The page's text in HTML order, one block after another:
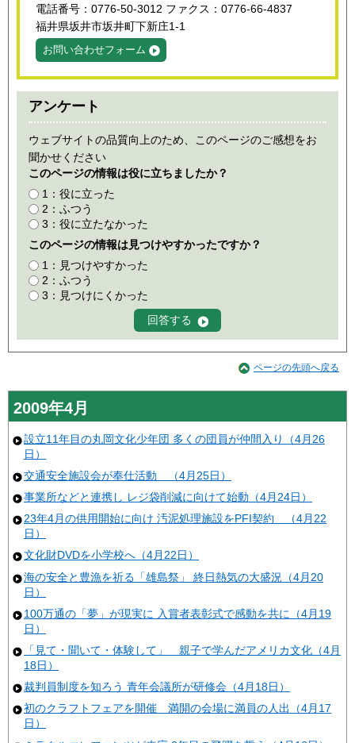
電話番号：0776-50-3012 ファクス：0776-66-4837
福井県坂井市坂井町下新庄1-1
お問い合わせフォーム
アンケート
ウェブサイトの品質向上のため、このページのご感想をお
聞かせください
このページの情報は役に立ちましたか？
1：役に立った
2：ふつう
3：役に立たなかった
このページの情報は見つけやすかったですか？
1：見つけやすかった
2：ふつう
3：見つけにくかった
ページの先頭へ戻る
2009年4月
設立11年目の丸岡文化少年団 多くの団員が仲間入り（4月26
日）
交通安全施設会が奉仕活動 （4月25日）
事業所などと連携し レジ袋削減に向けて始動（4月24日）
23年4月の供用開始に向け 汚泥処理施設をPFI契約 （4月22
日）
文化財DVDを小学校へ（4月22日）
海の安全と豊漁を祈る「雄島祭」 終日熱気の大盛況（4月20
日）
100万通の「夢」が現実に 入賞者表彰式で感動を共に（4月19
日）
「見て・聞いて・体験して」 親子で学んだアメリカ文化（4月
18日）
裁判員制度を知ろう 青年会議所が研修会（4月18日）
初のクラフトフェアを開催 満開の会場に満員の人出（4月17
日）